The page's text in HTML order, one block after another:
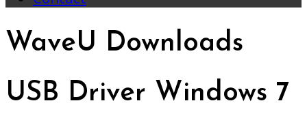
WaveU Downloads
USB Driver Windows 7